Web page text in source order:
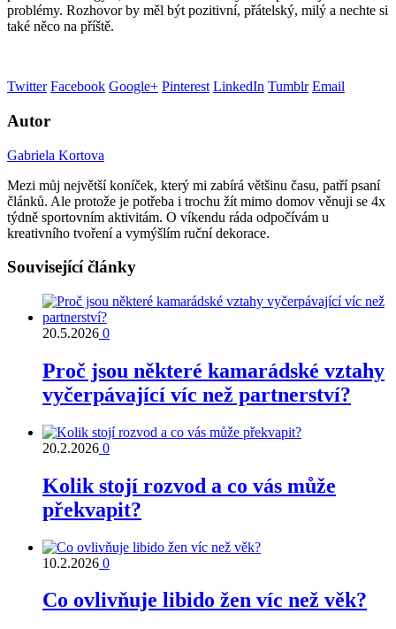
problémy. Rozhovor by měl být pozitivní, přátelský, milý a nechte si
také něco na příště.
Twitter Facebook Google+ Pinterest LinkedIn Tumblr Email
Autor
Gabriela Kortova
Mezi můj největší koníček, který mi zabírá většinu času, patří psaní
článků. Ale protože je potřeba i trochu žít mimo domov věnuji se 4x
týdně sportovním aktivitám. O víkendu ráda odpočívám u
kreativního tvoření a vymýšlím ruční dekorace.
Související články
20.5.2026 0
Proč jsou některé kamarádské vztahy
vyčerpávající víc než partnerství?
20.2.2026 0
Kolik stojí rozvod a co vás může
překvapit?
10.2.2026 0
Co ovlivňuje libido žen víc než věk?